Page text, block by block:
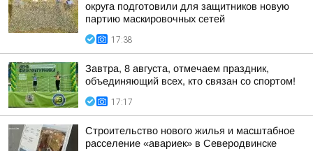
округа подготовили для защитников новую
партию маскировочных сетей
17:38
Завтра, 8 августа, отмечаем праздник,
объединяющий всех, кто связан со спортом!
17:17
Строительство нового жилья и масштабное
расселение «авариек» в Северодвинске